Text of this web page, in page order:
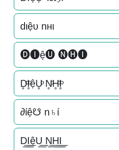
dιệυ nнι
🅓🅘ệ🅤 🅝🅗🅘
D̥ͦI̥ͦệU̥ͦ N̥ͦH̥ͦI̥ͦ
∂ίệ☋ n♄ί
D͟͟I͟͟ệU͟͟ N͟͟H͟͟I͟͟